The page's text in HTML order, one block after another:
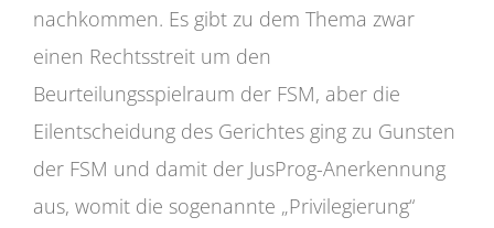
nachkommen. Es gibt zu dem Thema zwar
einen Rechtsstreit um den
Beurteilungsspielraum der FSM, aber die
Eilentscheidung des Gerichtes ging zu Gunsten
der FSM und damit der JusProg-Anerkennung
aus, womit die sogenannte „Privilegierung“